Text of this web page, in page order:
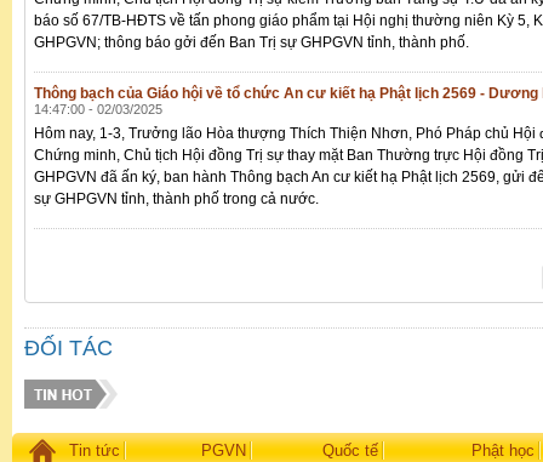
báo số 67/TB-HĐTS về tấn phong giáo phẩm tại Hội nghị thường niên Kỳ 5,
GHPGVN; thông báo gởi đến Ban Trị sự GHPGVN tỉnh, thành phố.
Thông bạch của Giáo hội về tổ chức An cư kiết hạ Phật lịch 2569 - Dương
14:47:00 - 02/03/2025
Hôm nay, 1-3, Trưởng lão Hòa thượng Thích Thiện Nhơn, Phó Pháp chủ Hội
Chứng minh, Chủ tịch Hội đồng Trị sự thay mặt Ban Thường trực Hội đồng
GHPGVN đã ấn ký, ban hành Thông bạch An cư kiết hạ Phật lịch 2569, gửi
sự GHPGVN tỉnh, thành phố trong cả nước.
ĐỐI TÁC
Tin tức PGVN Quốc tế
Phật học